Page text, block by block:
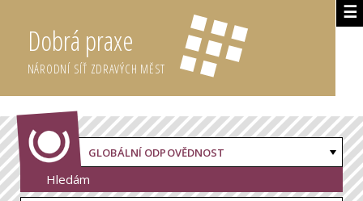
☰
Dobrá praxe
NÁRODNÍ SÍŤ ZDRAVÝCH MĚST
GLOBÁLNÍ ODPOVĚDNOST
Hledám